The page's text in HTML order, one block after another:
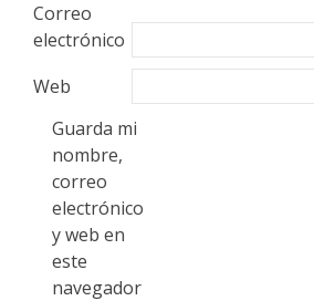
Correo
electrónico
Web
Guarda mi
nombre,
correo
electrónico
y web en
este
navegador